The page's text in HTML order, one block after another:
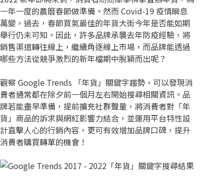
一年一度的農曆春節做準備。然而 Covid-19 疫情瞬息
萬變，過去，春節買氣最佳的年貨大街今年是否能如期
舉行仍未可知。因此，許多品牌承襲去年防疫經驗，將
銷售渠道轉往線上，繼續角逐線上市場，而品牌能透過
哪些方法從競爭激烈的新年檔期中脫穎而出呢？
觀察 Google Trends 「年貨」關鍵字趨勢，可以發現消
費者通常都在除夕前一個月左右開始搜尋相關資訊。品
牌若能盡早準備，提前擴充社群聲量，將消費者對「年
貨」商品的訴求與網紅影響力結合，並運用平台特性設
計直擊人心的行銷內容，更可有效增加品牌口碑，提升
消費者購買轉單的機會！